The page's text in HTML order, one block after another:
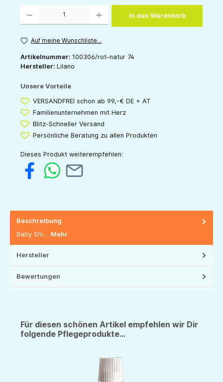
In den Warenkorb
Auf meine Wunschliste...
Artikelnummer: 100306/rot-natur 74
Hersteller: Lilano
Unsere Vorteile
VERSANDFREI schon ab 99,-€ DE + AT
Familienunternehmen mit Herz
Blitz-Schneller Versand
Persönliche Beratung zu allen Produkten
Dieses Produkt weiterempfehlen:
Beschreibung
Baby Shi… Mehr
Hersteller
Bewertungen
Für diesen schönen Artikel empfehlen wir Dir
folgende Pflegeprodukte...